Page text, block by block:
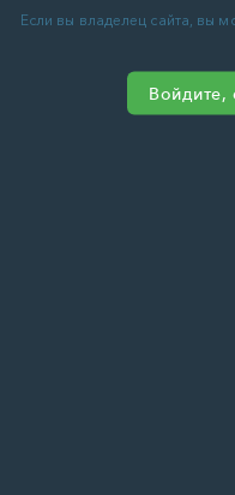
Если вы владелец сайта, вы
Войдите,